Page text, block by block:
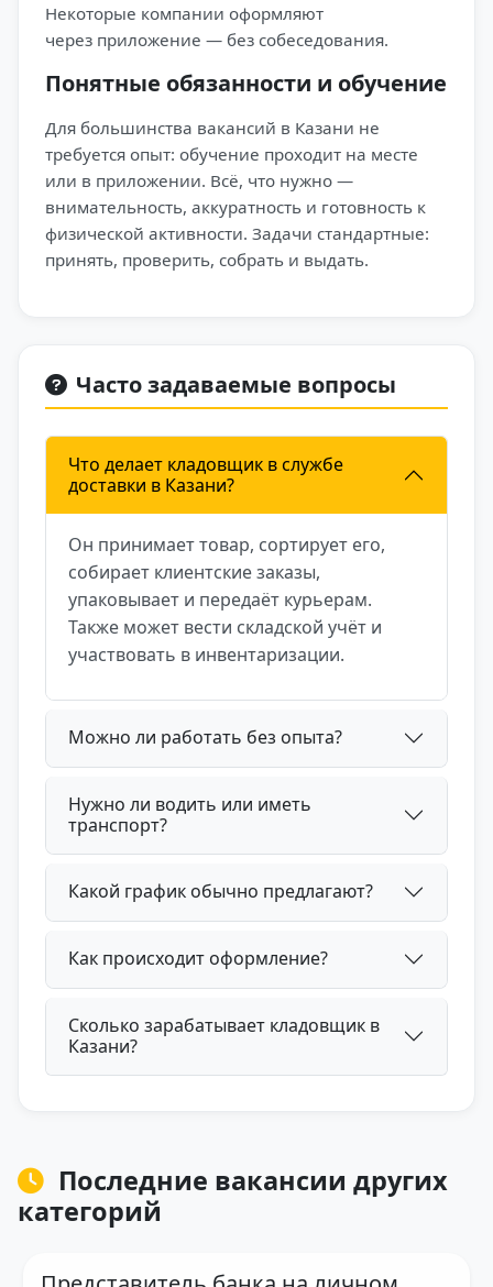
Некоторые компании оформляют
через приложение — без собеседования.
Понятные обязанности и обучение
Для большинства вакансий в Казани не
требуется опыт: обучение проходит на месте
или в приложении. Всё, что нужно —
внимательность, аккуратность и готовность к
физической активности. Задачи стандартные:
принять, проверить, собрать и выдать.
Часто задаваемые вопросы
Что делает кладовщик в службе
доставки в Казани?
Он принимает товар, сортирует его,
собирает клиентские заказы,
упаковывает и передаёт курьерам.
Также может вести складской учёт и
участвовать в инвентаризации.
Можно ли работать без опыта?
Нужно ли водить или иметь
транспорт?
Какой график обычно предлагают?
Как происходит оформление?
Сколько зарабатывает кладовщик в
Казани?
Последние вакансии других
категорий